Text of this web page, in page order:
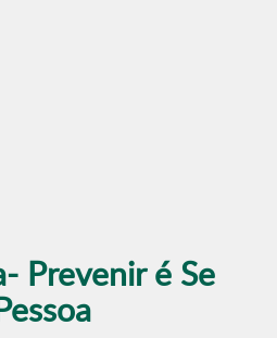
Prevenir é Se